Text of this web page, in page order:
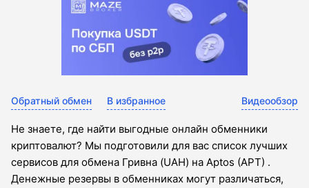
Обратный обмен В избранное Видеообзор
Не знаете, где найти выгодные онлайн обменники
криптовалют? Мы подготовили для вас список лучших
сервисов для обмена Гривна (UAH) на Aptos (APT) .
Денежные резервы в обменниках могут различаться,